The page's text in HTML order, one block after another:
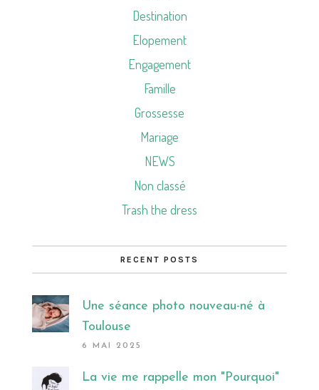
Destination
Elopement
Engagement
Famille
Grossesse
Mariage
NEWS
Non classé
Trash the dress
RECENT POSTS
Une séance photo nouveau-né à
Toulouse
6 MAI 2025
La vie me rappelle mon "Pourquoi"